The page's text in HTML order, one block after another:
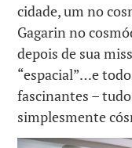
cidade, um no
Gagarin no
depois de sua
“espacial”…e
fascinantes –
simplesmente